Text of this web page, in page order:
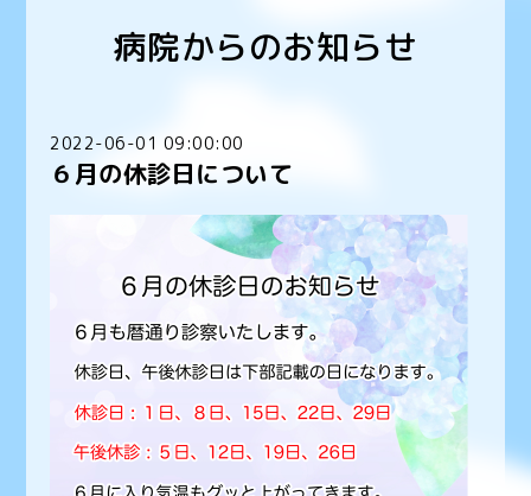
病院からのお知らせ
2022-06-01 09:00:00
６月の休診日について